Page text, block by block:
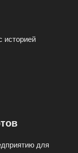
историей
для